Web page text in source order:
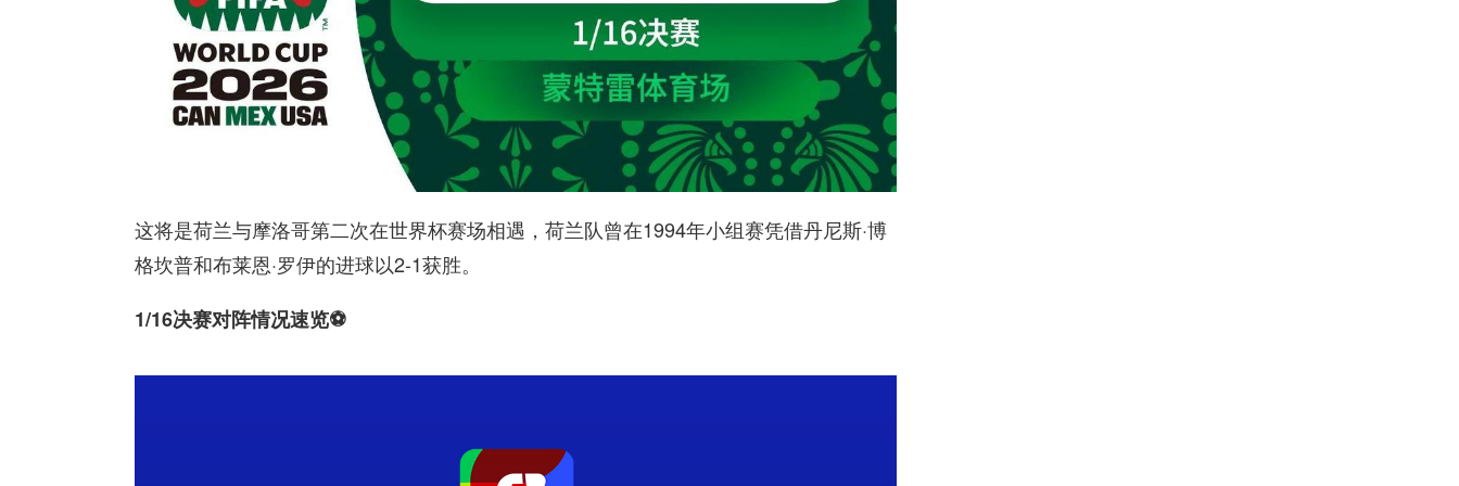
这将是荷兰与摩洛哥第二次在世界杯赛场相遇，荷兰队曾在1994年小组赛凭借丹尼斯·博
格坎普和布莱恩·罗伊的进球以2-1获胜。
1/16决赛对阵情况速览⚽️